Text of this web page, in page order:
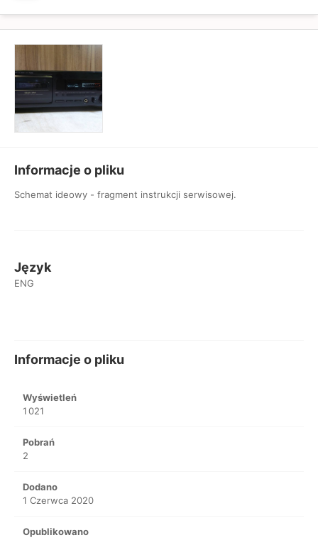
Informacje o pliku
Schemat ideowy - fragment instrukcji serwisowej.
Język
ENG
Informacje o pliku
Wyświetleń
1 021
Pobrań
2
Dodano
1 Czerwca 2020
Opublikowano